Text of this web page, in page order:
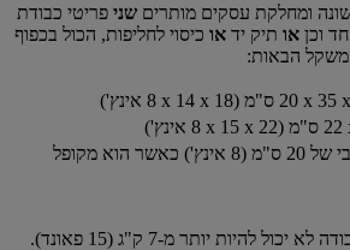
ומחלקת עסקים מותרים שני פריטי כבודת
וכן או תיק יד או כיסוי לחליפות, הכול בכפוף
הבאות:
(8 אינץ') כאשר הוא מקופל
משקל כל יחידת כבודה לא יכול להיות יותר מ-7 ק"ג (15 פאונד).